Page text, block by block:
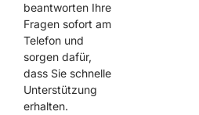
beantworten Ihre
Fragen sofort am
Telefon und
sorgen dafür,
dass Sie schnelle
Unterstützung
erhalten.